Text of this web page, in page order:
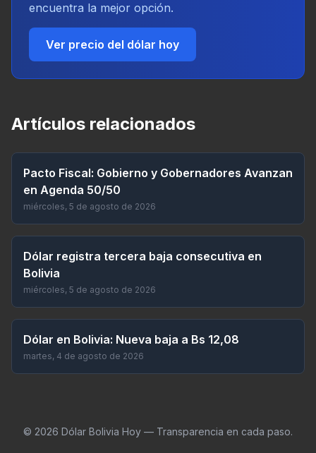
encuentra la mejor opción.
Ver precio del dólar hoy
Artículos relacionados
Pacto Fiscal: Gobierno y Gobernadores Avanzan
en Agenda 50/50
miércoles, 5 de agosto de 2026
Dólar registra tercera baja consecutiva en
Bolivia
miércoles, 5 de agosto de 2026
Dólar en Bolivia: Nueva baja a Bs 12,08
martes, 4 de agosto de 2026
© 2026 Dólar Bolivia Hoy — Transparencia en cada paso.